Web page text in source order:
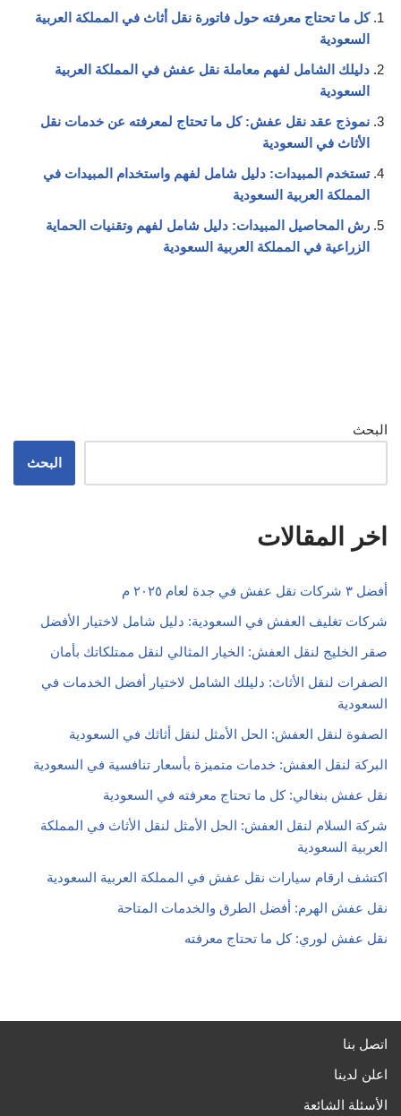
كل ما تحتاج معرفته حول فاتورة نقل أثاث في المملكة العربية
السعودية
دليلك الشامل لفهم معاملة نقل عفش في المملكة العربية
السعودية
نموذج عقد نقل عفش: كل ما تحتاج لمعرفته عن خدمات نقل
الأثاث في السعودية
تستخدم المبيدات: دليل شامل لفهم واستخدام المبيدات في
المملكة العربية السعودية
رش المحاصيل المبيدات: دليل شامل لفهم وتقنيات الحماية
الزراعية في المملكة العربية السعودية
البحث
البحث
اخر المقالات
أفضل ٣ شركات نقل عفش في جدة لعام ٢٠٢٥ م
شركات تغليف العفش في السعودية: دليل شامل لاختيار الأفضل
صقر الخليج لنقل العفش: الخيار المثالي لنقل ممتلكاتك بأمان
الصفرات لنقل الأثاث: دليلك الشامل لاختيار أفضل الخدمات في
السعودية
الصفوة لنقل العفش: الحل الأمثل لنقل أثاثك في السعودية
البركة لنقل العفش: خدمات متميزة بأسعار تنافسية في السعودية
نقل عفش بنغالي: كل ما تحتاج معرفته في السعودية
شركة السلام لنقل العفش: الحل الأمثل لنقل الأثاث في المملكة
العربية السعودية
اكتشف ارقام سيارات نقل عفش في المملكة العربية السعودية
نقل عفش الهرم: أفضل الطرق والخدمات المتاحة
نقل عفش لوري: كل ما تحتاج معرفته
اتصل بنا
اعلن لدينا
الأسئلة الشائعة